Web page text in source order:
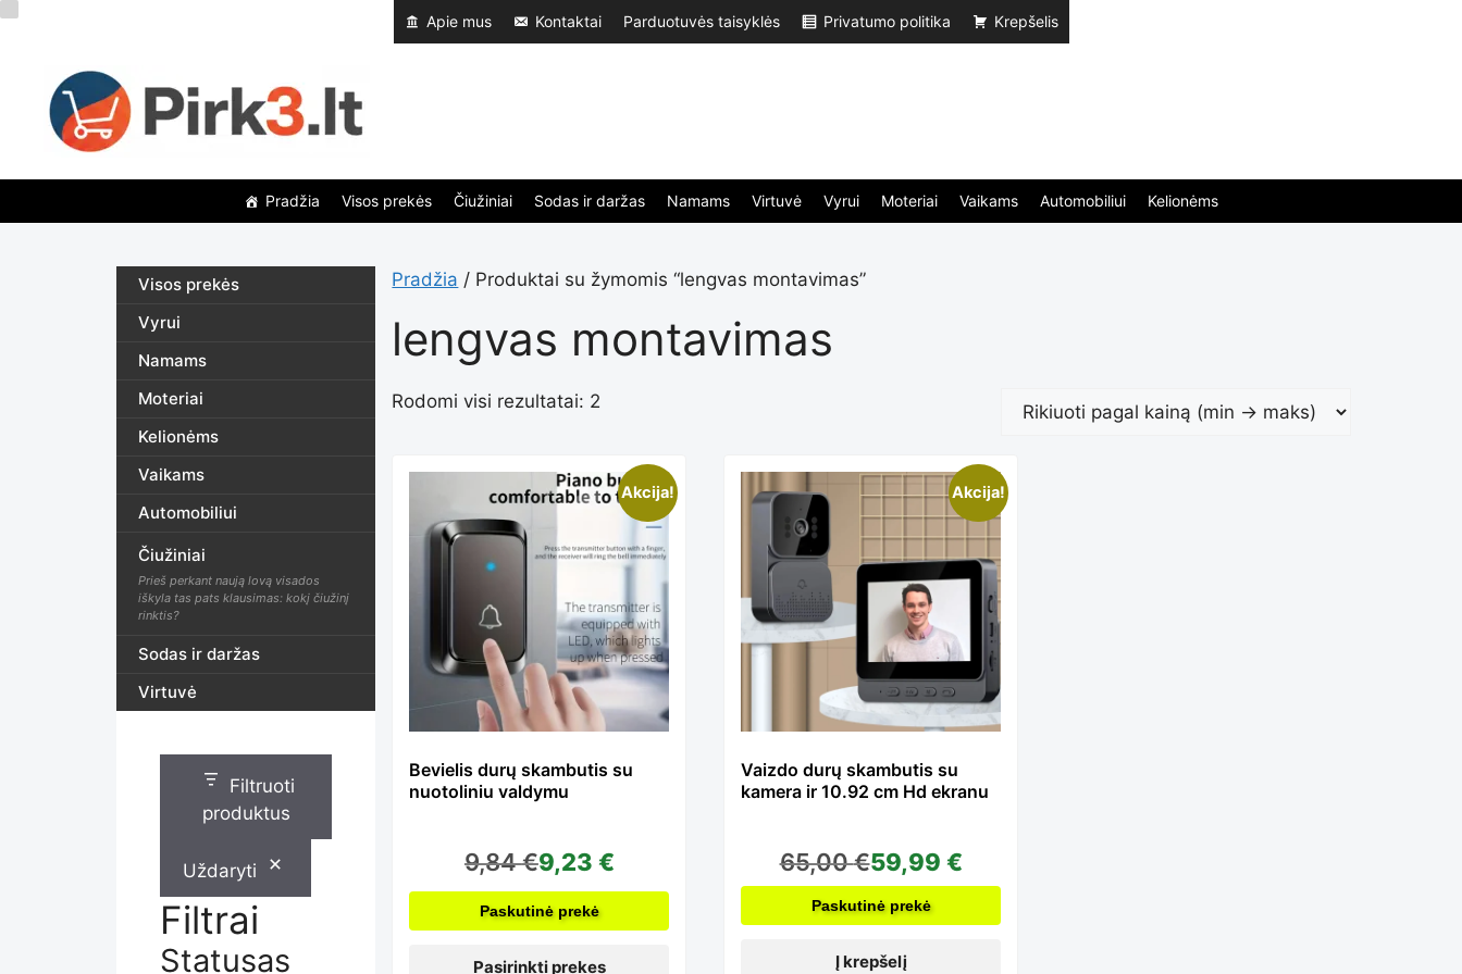
Pereiti
prie
turinio
Apie mus Kontaktai Parduotuvės taisyklės Privatumo politika Krepšelis
Pradžia Visos prekės Čiužiniai Sodas ir daržas Namams Virtuvė Vyrui Moteriai Vaikams Automobiliui Kelionėms
Pradžia / Produktai su žymomis “lengvas montavimas”
lengvas montavimas
Rodomi visi rezultatai: 2
pagal
kainą:
nuo
mažos
didelės
Akcija!
Bevielis durų skambutis su
nuotoliniu valdymu
9,84€9,23 €
Paskutinė prekė
Pasirinkti prekes
This
product
has
multiple
variants.
The
Akcija!
Vaizdo durų skambutis su
kamera ir 10.92 cm Hd ekranu
65,00€59,99 €
Paskutinė prekė
Į krepšelį
Visos prekės
Vyrui
Namams
Moteriai
Kelionėms
Vaikams
Automobiliui
Čiužiniai
Prieš perkant naują lovą visados
iškyla tas pats klausimas: kokį čiužinį
rinktis?
Sodas ir daržas
Virtuvė
Filtruoti
produktus
Uždaryti
Filtrai
Statusas